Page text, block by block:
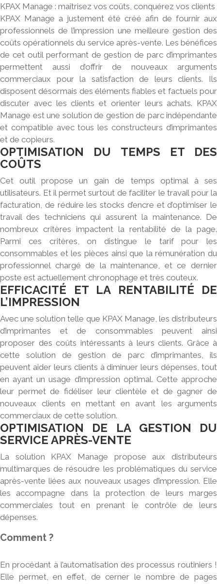
KPAX Manage : maîtrisez vos coûts, conquérez vos clients
KPAX Manage a justement été créé afin de fournir aux
professionnels de l’impression une meilleure gestion des
coûts opérationnels du service après-vente. Les bénéfices
de cet outil performant de gestion de parc d’imprimantes
permettent aussi d’offrir de nouveaux arguments
commerciaux pour la satisfaction de leurs clients. Ils
disposent désormais des éléments fiables et factuels pour
discuter avec les clients et orienter leurs achats. KPAX
Manage est une solution de gestion de parc indépendante
et compatible avec tous les constructeurs d’imprimantes
et de copieurs.
OPTIMISATION DU TEMPS ET DES
COÛTS
Cet outil propose un gain de temps optimal à ses
utilisateurs. Et il permet surtout de faciliter le travail pour la
facturation, de réduire les stocks d’encre et d’optimiser le
travail des techniciens qui assurent la maintenance. De
nombreux critères impactent la rentabilité de la page.
Parmi ces critères, on distingue le tarif pour les
consommables et les pièces ainsi que la rémunération du
professionnel chargé de la maintenance, et ce dernier
poste est actuellement chronophage et très couteux.
EFFICACITÉ ET LA RENTABILITÉ DE
L’IMPRESSION
Avec une solution telle que KPAX Manage, les distributeurs
d’imprimantes et de consommables peuvent ainsi
proposer des coûts intéressants à leurs clients. Grâce à
cette solution de gestion de parc d’imprimantes, ils
peuvent aider leurs clients à diminuer leurs dépenses, tout
en ayant un usage d’impression optimal. Cette approche
leur permet de fidéliser leur clientèle et de gagner de
nouveaux clients en mettant en avant les arguments
commerciaux de cette solution.
OPTIMISATION DE LA GESTION DU
SERVICE APRÈS-VENTE
La solution KPAX Manage propose aux distributeurs
multimarques de résoudre les problématiques du service
après-vente liées aux nouveaux usages d’impression. Elle
les accompagne dans la protection de leurs marges
commerciales tout en prenant le contrôle de leurs
dépenses.
Comment ?
En procédant à l’automatisation des processus routiniers !
Elle permet, en effet, de cerner le nombre de pages